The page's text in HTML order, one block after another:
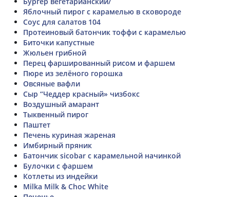
Яблочный пирог с карамелью в сковороде
Соус для салатов 104
Протеиновый батончик тоффи с карамелью
Биточки капустные
Жюльен грибной
Перец фаршированный рисом и фаршем
Пюре из зелёного горошка
Овсяные вафли
Сыр “Чеддер красный» чизбокс
Воздушный амарант
Тыквенный пирог
Паштет
Печень куриная жареная
Имбирный пряник
Батончик sicobar с карамельной начинкой
Булочки с фаршем
Котлеты из индейки
Milka Milk & Choc White